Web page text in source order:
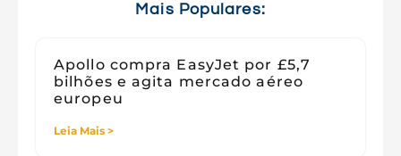
Mais Populares:
Apollo compra EasyJet por £5,7
bilhões e agita mercado aéreo
europeu
Leia Mais >